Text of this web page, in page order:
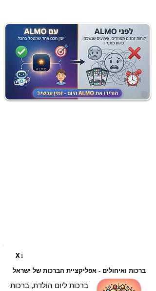
Xi
ברכות ואיחולים - אפליקציית הברכות של ישראל
ברכות ליום הולדת, ברכות